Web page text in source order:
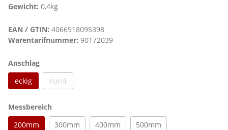
Gewicht: 0,4kg
EAN / GTIN: 4066918095398
Warentarifnummer: 90172039
Anschlagauswählen
eckig
rund(Diese Option ist zurzeit nicht verfügbar.)
Messbereich
200mm
300mm 400mm 500mm